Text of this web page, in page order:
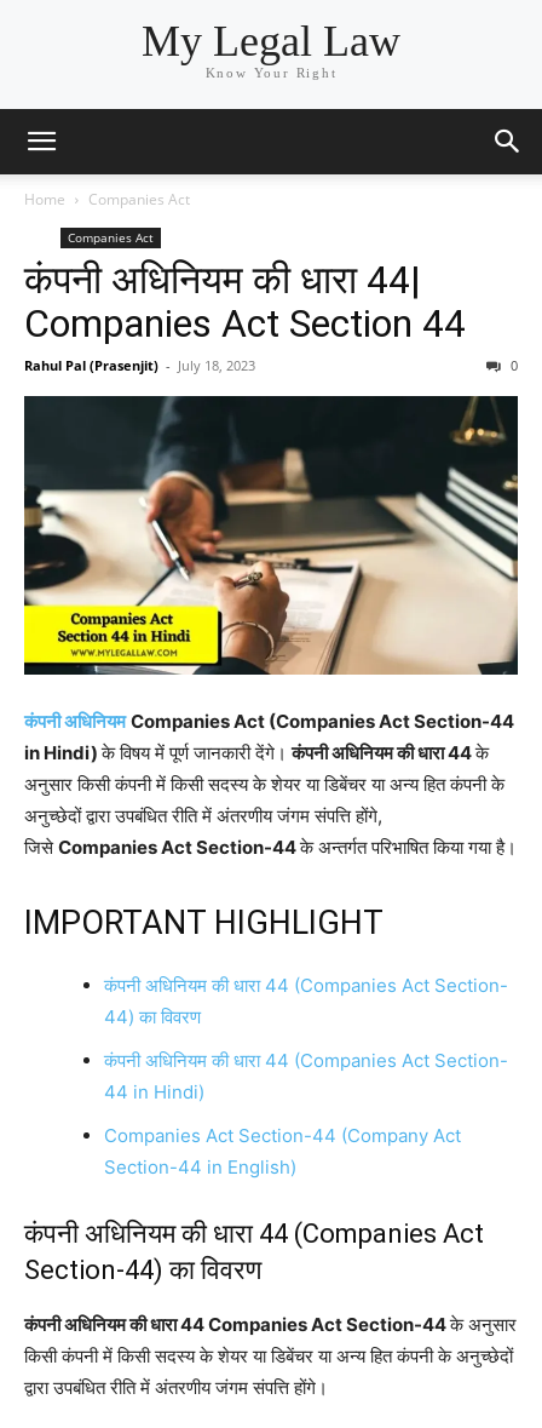
My Legal Law
Know Your Right
Home Companies Act
Companies Act
कंपनी अधिनियम की धारा 44|
Companies Act Section 44
Rahul Pal (Prasenjit) - July 18, 2023 0
कंपनी अधिनियम Companies Act (Companies Act Section-44
in Hindi)के विषय में पूर्ण जानकारी देंगे।कंपनी अधिनियम की धारा 44के
अनुसार किसी कंपनी में किसी सदस्य के शेयर या डिबेंचर या अन्य हित कंपनी के
अनुच्छेदों द्वारा उपबंधित रीति में अंतरणीय जंगम संपत्ति होंगे,
जिसेCompanies Act Section-44के अन्तर्गत परिभाषित किया गया है।
IMPORTANT HIGHLIGHT
कंपनी अधिनियम की धारा 44 (Companies Act Section-
44) का विवरण
कंपनी अधिनियम की धारा 44 (Companies Act Section-
44 in Hindi)
Companies Act Section-44 (Company Act
Section-44 in English)
कंपनी अधिनियम की धारा 44 (Companies Act
Section-44) का विवरण
कंपनी अधिनियम की धारा 44 Companies Act Section-44के अनुसार
किसी कंपनी में किसी सदस्य के शेयर या डिबेंचर या अन्य हित कंपनी के अनुच्छेदों
द्वारा उपबंधित रीति में अंतरणीय जंगम संपत्ति होंगे।